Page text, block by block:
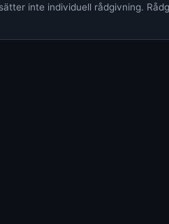
inte individuell rådgivning.